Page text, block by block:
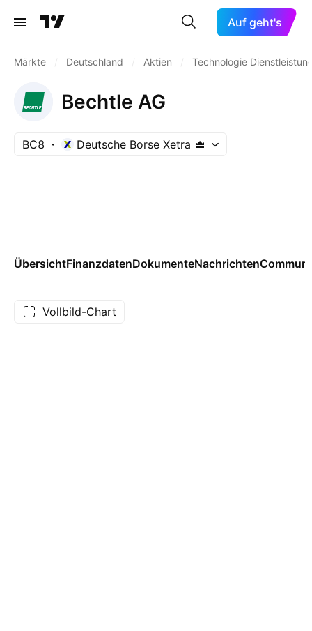
Auf geht's
Märkte Deutschland Aktien Technologie
Bechtle AG
BC8 Deutsche Borse Xetra
ÜbersichtFinanzdatenDokumenteNachrichten
Vollbild-Chart